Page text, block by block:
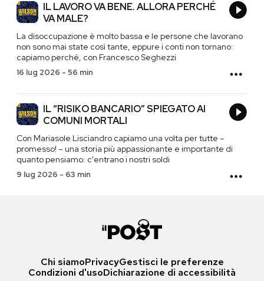
IL LAVORO VA BENE. ALLORA PERCHÉ
VA MALE?
La disoccupazione è molto bassa e le persone che lavorano
non sono mai state così tante, eppure i conti non tornano:
capiamo perché, con Francesco Seghezzi
16 lug 2026 - 56 min
IL “RISIKO BANCARIO” SPIEGATO AI
COMUNI MORTALI
Con Mariasole Lisciandro capiamo una volta per tutte –
promesso! – una storia più appassionante e importante di
quanto pensiamo: c'entrano i nostri soldi
9 lug 2026 - 63 min
Chi siamoPrivacyGestisci le preferenze
Condizioni d'usoDichiarazione di accessibilità